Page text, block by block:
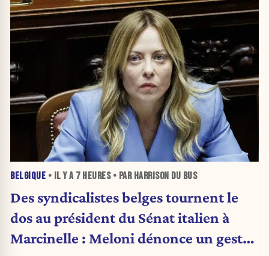
BELGIQUE • IL Y A 7 HEURES• PAR HARRISON DU BUS
Des syndicalistes belges tournent le
dos au président du Sénat italien à
Marcinelle : Meloni dénonce un geste